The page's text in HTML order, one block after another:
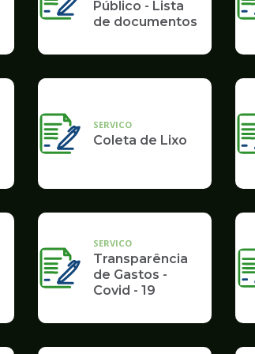
Público - Lista
de documentos
SERVICO
Coleta de Lixo
SERVICO
Transparência
de Gastos -
Covid - 19